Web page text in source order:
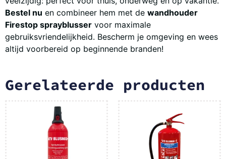
Bestel nu en combineer hem met de wandhouder
Firestop sprayblusser voor maximale
gebruiksvriendelijkheid. Bescherm je omgeving en wees
altijd voorbereid op beginnende branden!
Gerelateerde producten